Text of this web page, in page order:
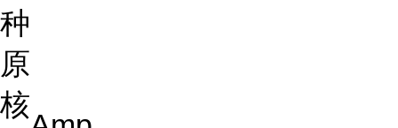
种
原
核